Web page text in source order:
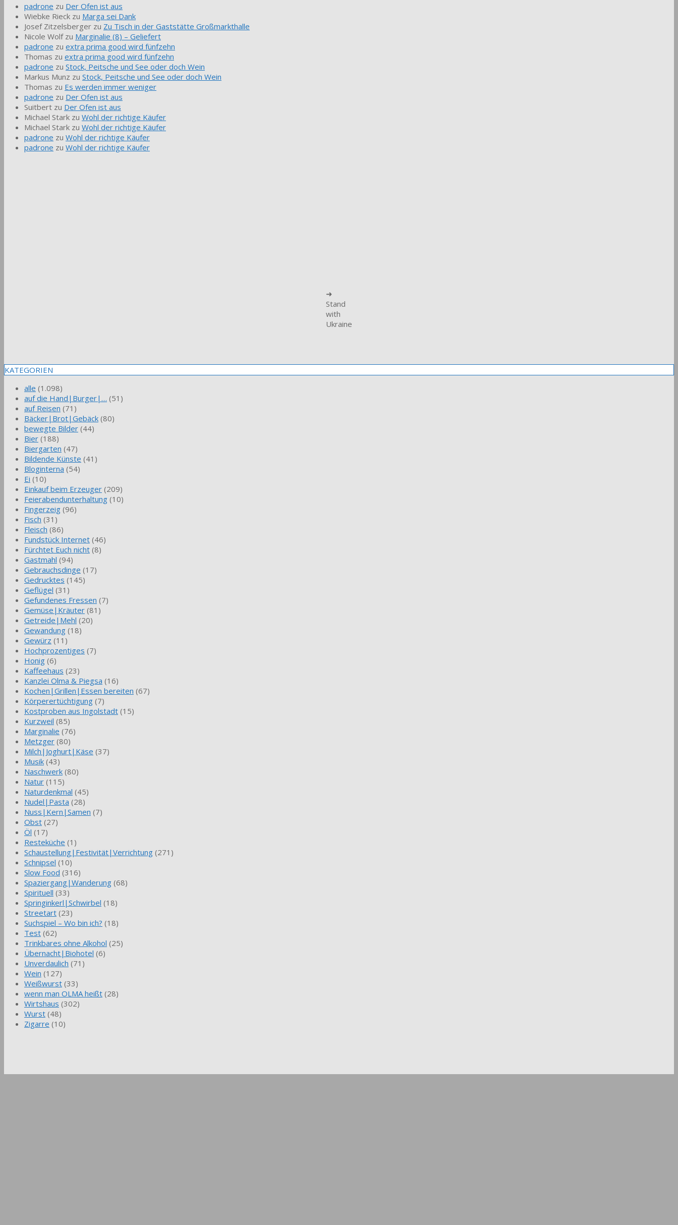
padrone zu Der Ofen ist aus
Wiebke Rieck zu Marga sei Dank
Josef Zitzelsberger zu Zu Tisch in der Gaststätte Großmarkthalle
Nicole Wolfzu Marginalie (8) – Geliefert
padrone zu extra prima good wird fünfzehn
Thomas zu extra prima good wird fünfzehn
padrone zu Stock, Peitsche und See oder doch Wein
Markus Munz zu Stock, Peitsche und See oder doch Wein
Thomas zu Es werden immer weniger
padrone zu Der Ofen ist aus
Suitbert zu Der Ofen ist aus
Michael Stark zu Wohl der richtige Käufer
Michael Stark zu Wohl der richtige Käufer
padrone zu Wohl der richtige Käufer
padrone zu Wohl der richtige Käufer
➜
Stand
with
Ukraine
KATEGORIEN
alle (1.098)
auf die Hand|Burger|… (51)
auf Reisen (71)
Bäcker|Brot|Gebäck (80)
bewegte Bilder (44)
Bier (188)
Biergarten (47)
Bildende Künste (41)
Bloginterna (54)
Ei (10)
Einkauf beim Erzeuger (209)
Feierabendunterhaltung (10)
Fingerzeig (96)
Fisch (31)
Fleisch (86)
Fundstück Internet (46)
Fürchtet Euch nicht (8)
Gastmahl (94)
Gebrauchsdinge (17)
Gedrucktes (145)
Geflügel (31)
Gefundenes Fressen (7)
Gemüse|Kräuter (81)
Getreide|Mehl (20)
Gewandung (18)
Gewürz (11)
Hochprozentiges (7)
Honig (6)
Kaffeehaus (23)
Kanzlei Olma & Piegsa (16)
Kochen|Grillen|Essen bereiten (67)
Körperertüchtigung (7)
Kostproben aus Ingolstadt (15)
Kurzweil (85)
Marginalie (76)
Metzger (80)
Milch|Joghurt|Käse (37)
Musik (43)
Naschwerk (80)
Natur (115)
Naturdenkmal (45)
Nudel|Pasta (28)
Nuss|Kern|Samen (7)
Obst (27)
Öl (17)
Resteküche (1)
Schaustellung|Festivität|Verrichtung (271)
Schnipsel (10)
Slow Food (316)
Spaziergang|Wanderung (68)
Spirituell (33)
Springinkerl|Schwirbel (18)
Streetart (23)
Suchspiel – Wo bin ich? (18)
Test (62)
Trinkbares ohne Alkohol (25)
Übernacht|Biohotel (6)
Unverdaulich (71)
Wein (127)
Weißwurst (33)
wenn man OLMA heißt (28)
Wirtshaus (302)
Wurst (48)
Zigarre (10)